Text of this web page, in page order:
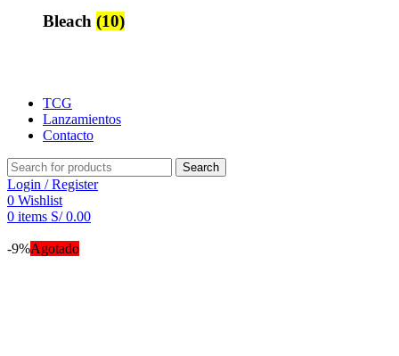
Bleach (10)
TCG
Lanzamientos
Contacto
Search
Login / Register
0 Wishlist
0 items S/0.00
-9%Agotado